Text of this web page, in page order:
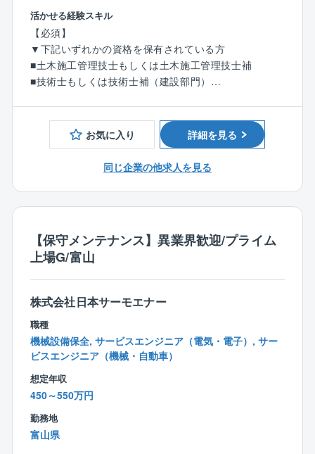
間を自由に決めることができる制度です。
同社は、コアタイム(就業が義務化されている時間)のな
いスーパーフレックス制度を採用しており、より柔軟
で働きやすい環境を整えています。
■リモートワーク制度 (在宅勤務)
業務内容によっては、出社不要で自宅から在宅勤務が
可能です。情報通信機器の貸し出しを行うなど、ネッ
トワーク環境も整備しています。
ポロシャツやジーンズ、スニーカーなどもOKです！
■安定した受注
発注元の8割は、親会社関西電力です。
個人差もございますが、平均月20時間ほどです。
（1）資料作成・整理
事業に関する各種資料（予算・調査・設計条件・工事
発注資料等）の作成・取りまとめ支援
（2）積算支援
工事予定価格算出のため、現地調査、図面・数量確
認、積算資料作成、システム入力等を支援
（3）工事監督支援
工事図面・施工状況の確認、関係機関との調整資料作
成、段階確認、変更対応、完了検査立会等の支援
※ご経験に応じてお任せ致します。
【業務の特徴】
■発注者側の立場で事業全体を俯瞰できる
■設計、積算、施工管理経験を幅広く活かせる
■無理な出張の少ない、地域密着型の働き方
【働き方について】
（1） 官公庁案件中心だからこその「安定した働き
方」
■土日祝休み、残業月平均30時間
■急な方針転換や過度な納期逼迫が起きにくい
■長期スパンのプロジェクトが多く、先を見通した働き
方が可能
活かせる経験スキル
【必須】
▼下記いずれかの資格を保有されている方
■土木施工管理技士もしくは土木施工管理技士補
■技術士もしくは技術士補（建設部門）
お気に入り 詳細を見る
同じ企業の他求人を見る
【保守メンテナンス】異業界歓迎/プライム
上場G/富山
株式会社日本サーモエナー
職種
機械設備保全, サービスエンジニア（電気・電子）, サー
ビスエンジニア（機械・自動車）
想定年収
450～550万円
勤務地
富山県